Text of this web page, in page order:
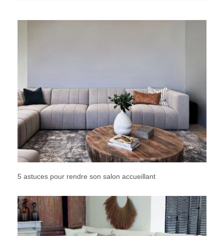
5 astuces pour rendre son salon accueillant